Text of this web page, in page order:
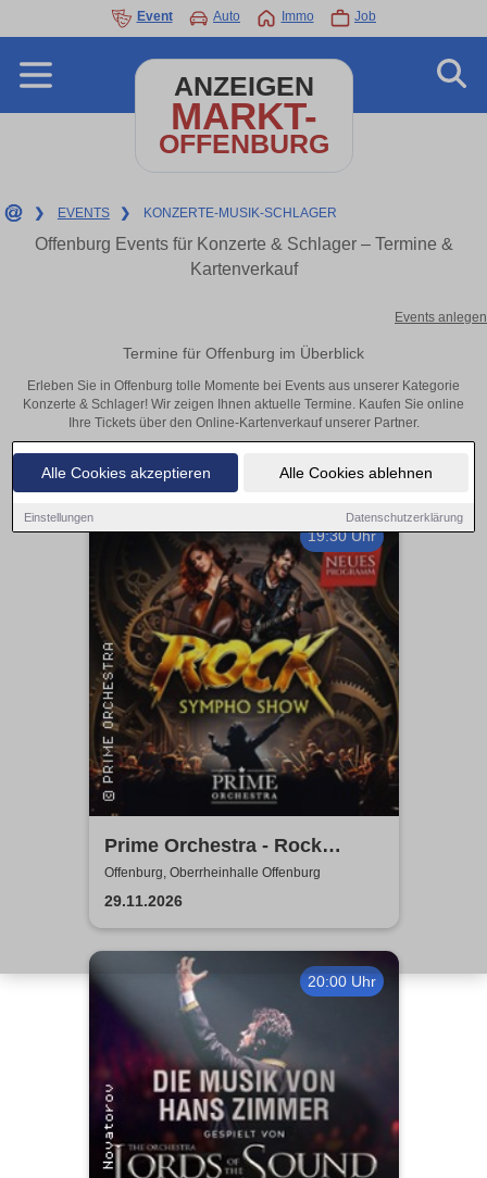
Alle Cookies akzeptieren Alle Cookies ablehnen
Einstellungen Datenschutzerklärung
Event Auto Immo Job
ANZEIGEN
MARKT-
OFFENBURG
❯ EVENTS ❯ KONZERTE-MUSIK-SCHLAGER
Offenburg Events für Konzerte & Schlager – Termine &
Kartenverkauf
Events anlegen
Termine für Offenburg im Überblick
Erleben Sie in Offenburg tolle Momente bei Events aus unserer Kategorie
Konzerte & Schlager! Wir zeigen Ihnen aktuelle Termine. Kaufen Sie online
Ihre Tickets über den Online-Kartenverkauf unserer Partner.
19:30 Uhr
Prime Orchestra - Rock
Sympho Show
Offenburg, Oberrheinhalle Offenburg
29.11.2026
20:00 Uhr